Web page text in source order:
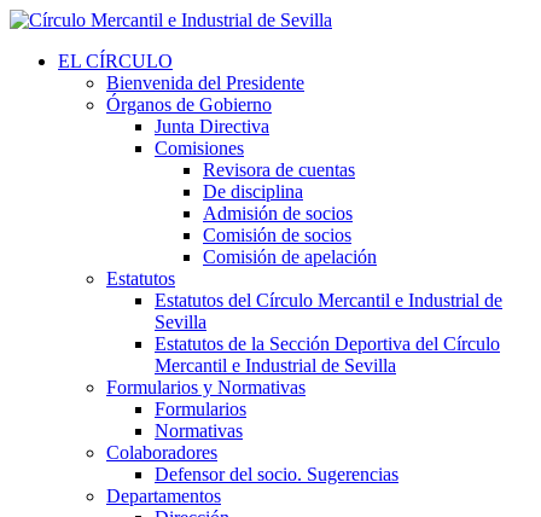
EL CÍRCULO
Bienvenida del Presidente
Órganos de Gobierno
Junta Directiva
Comisiones
Revisora de cuentas
De disciplina
Admisión de socios
Comisión de socios
Comisión de apelación
Estatutos
Estatutos del Círculo Mercantil e Industrial de
Sevilla
Estatutos de la Sección Deportiva del Círculo
Mercantil e Industrial de Sevilla
Formularios y Normativas
Formularios
Normativas
Colaboradores
Defensor del socio. Sugerencias
Departamentos